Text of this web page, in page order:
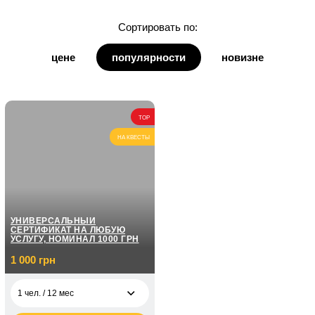
для дедушки
для бабушки
Сортировать по:
цене популярности новизне
TOP
НА КВЕСТЫ
УНИВЕРСАЛЬНЫЙ
СЕРТИФИКАТ НА ЛЮБУЮ
УСЛУГУ, НОМИНАЛ 1000 ГРН
1 000 грн
1 чел. / 12 мес